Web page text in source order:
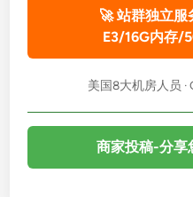
🚀 站群独立
E3/16G内存/
美国8大机房人员 ·
商家投稿-分享